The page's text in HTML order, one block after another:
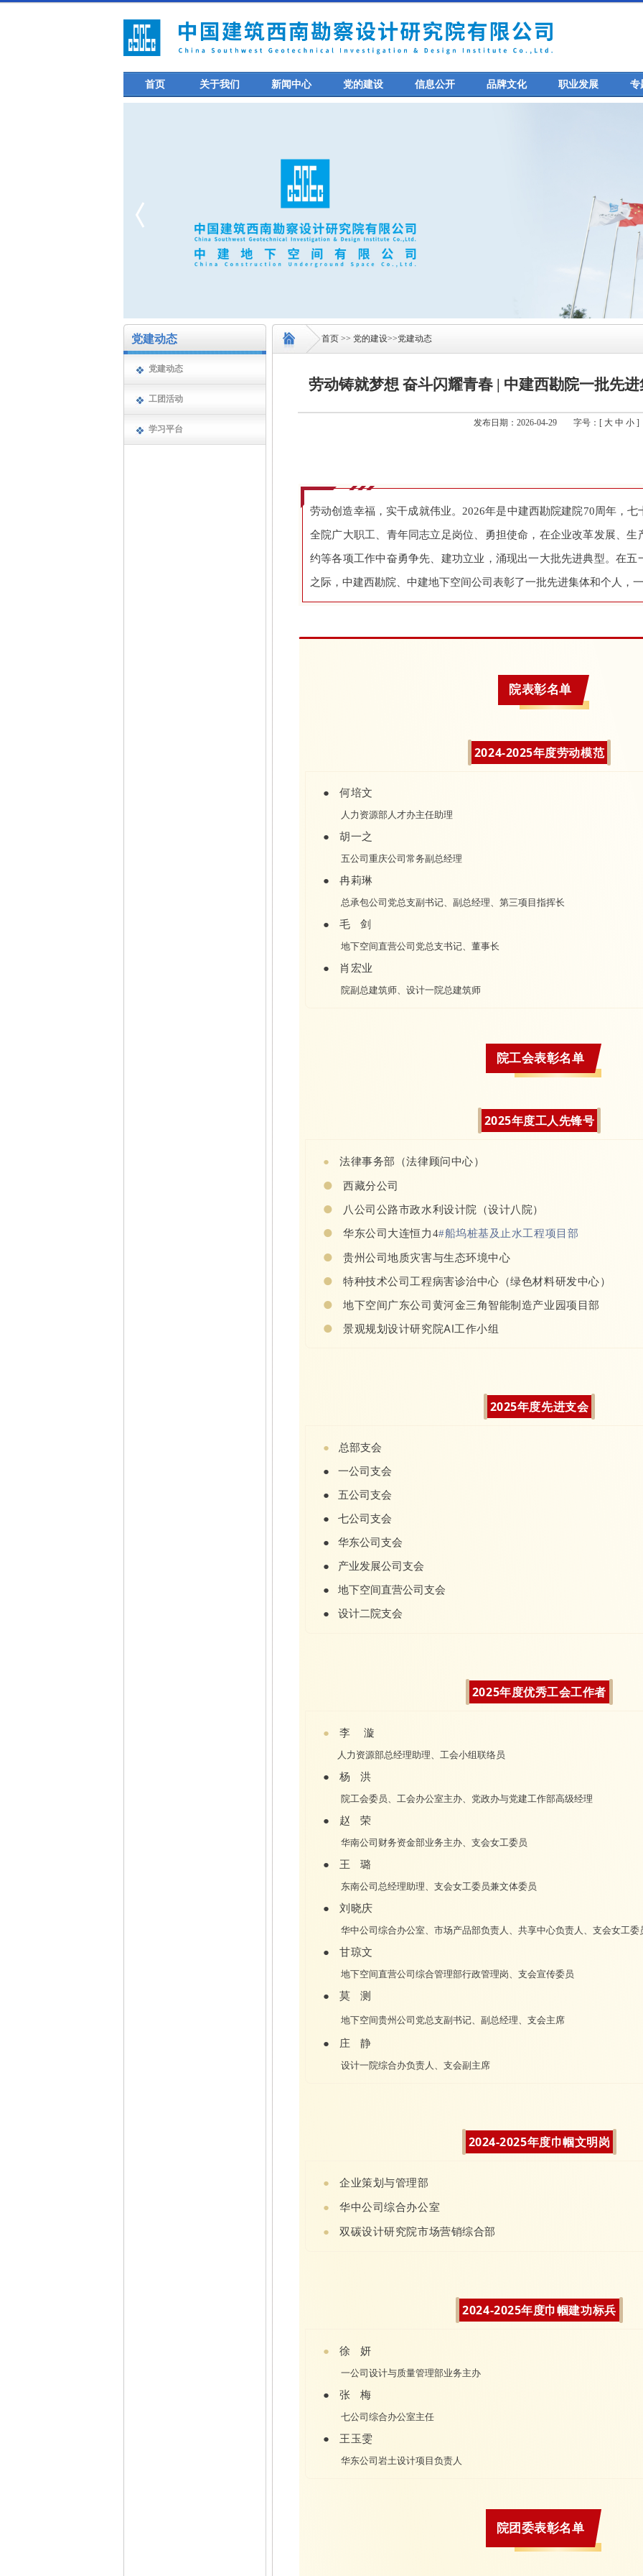
首页 关于我们 新闻中心 党的建设 信息公开 品牌文化 职业发展 专
党建动态
党建动态
工团活动
学习平台
首页 >> 党的建设>>党建动态
劳动铸就梦想 奋斗闪耀青春 | 中建西勘院一批先
发布日期：2026-04-29 字号：[ 大 中 小 ]
劳动创造幸福，实干成就伟业。2026年是中建西勘院建院70周年，
全院广大职工、青年同志立足岗位、勇担使命，在企业改革发展、生
约等各项工作中奋勇争先、建功立业，涌现出一大批先进典型。在五
之际，中建西勘院、中建地下空间公司表彰了一批先进集体和个人，
院表彰名单
2024-2025年度劳动模范
● 何培文
人力资源部人才办主任助理
● 胡一之
五公司重庆公司常务副总经理
● 冉莉琳
总承包公司党总支副书记、副总经理、第三项目指挥长
● 毛 剑
地下空间直营公司党总支书记、董事长
● 肖宏业
院副总建筑师、设计一院总建筑师
院工会表彰名单
2025年度工人先锋号
●法律事务部（法律顾问中心）
●西藏分公司
● 八公司公路市政水利设计院（设计八院）
●
华东公司大连恒力4#船坞桩基及止水工程项目部
●贵州公司地质灾害与生态环境中心
●特种技术公司工程病害诊治中心（绿色材料研发中心）
●地下空间广东公司黄河金三角智能制造产业园项目部
●景观规划设计研究院AI工作小组
2025年度先进支会
● 总部支会
● 一公司支会
● 五公司支会
● 七公司支会
● 华东公司支会
● 产业发展公司支会
● 地下空间直营公司支会
● 设计二院支会
2025年度优秀工会工作者
● 李 漩
人力资源部总经理助理、工会小组联络员
● 杨 洪
院工会委员、工会办公室主办、党政办与党建工作部高级经理
● 赵 荣
华南公司财务资金部业务主办、支会女工委员
● 王 璐
东南公司总经理助理、支会女工委员兼文体委员
● 刘晓庆
华中公司综合办公室、市场产品部负责人、共享中心负责人、支会女工委
● 甘琼文
地下空间直营公司综合管理部行政管理岗、支会宣传委员
● 莫 测
地下空间贵州公司党总支副书记、副总经理、支会主席
● 庄 静
设计一院综合办负责人、支会副主席
2024-2025年度巾帼文明岗
● 企业策划与管理部
● 华中公司综合办公室
● 双碳设计研究院市场营销综合部
2024-2025年度巾帼建功标兵
● 徐 妍
一公司设计与质量管理部业务主办
● 张 梅
七公司综合办公室主任
● 王玉雯
华东公司岩土设计项目负责人
院团委表彰名单